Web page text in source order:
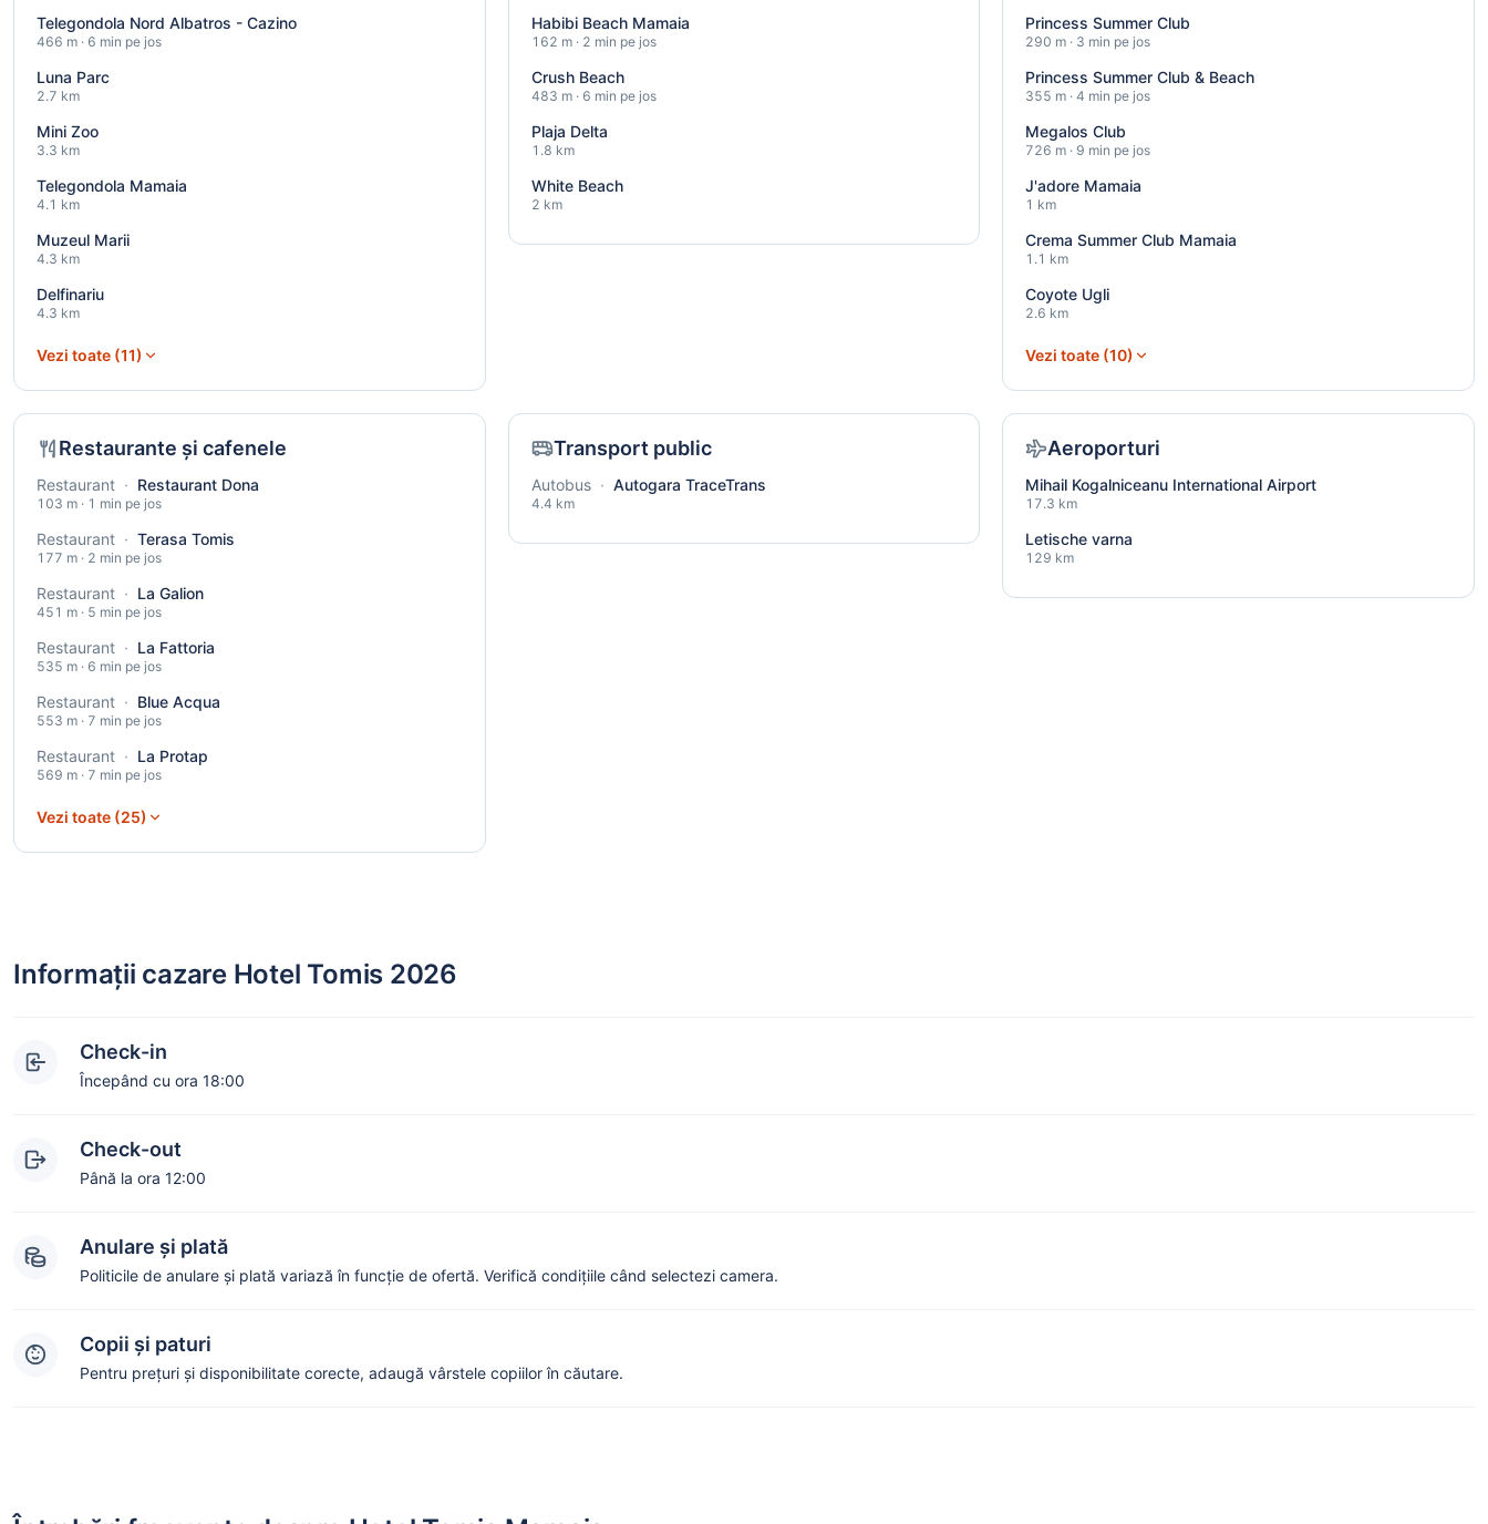
Telegondola Nord Albatros - Cazino
466 m · 6 min pe jos
Luna Parc
2.7 km
Mini Zoo
3.3 km
Telegondola Mamaia
4.1 km
Muzeul Marii
4.3 km
Delfinariu
4.3 km
Vezi toate (11)
Habibi Beach Mamaia
162 m · 2 min pe jos
Crush Beach
483 m · 6 min pe jos
Plaja Delta
1.8 km
White Beach
2 km
Princess Summer Club
290 m · 3 min pe jos
Princess Summer Club & Beach
355 m · 4 min pe jos
Megalos Club
726 m · 9 min pe jos
J'adore Mamaia
1 km
Crema Summer Club Mamaia
1.1 km
Coyote Ugli
2.6 km
Vezi toate (10)
Restaurante și cafenele
Restaurant · Restaurant Dona
103 m · 1 min pe jos
Restaurant · Terasa Tomis
177 m · 2 min pe jos
Restaurant · La Galion
451 m · 5 min pe jos
Restaurant · La Fattoria
535 m · 6 min pe jos
Restaurant · Blue Acqua
553 m · 7 min pe jos
Restaurant · La Protap
569 m · 7 min pe jos
Vezi toate (25)
Transport public
Autobus · Autogara TraceTrans
4.4 km
Aeroporturi
Mihail Kogalniceanu International Airport
17.3 km
Letische varna
129 km
Informații cazare Hotel Tomis 2026
Check-in
Începând cu ora 18:00
Check-out
Până la ora 12:00
Anulare și plată
Politicile de anulare și plată variază în funcție de ofertă. Verifică condițiile când selectezi camera.
Copii și paturi
Pentru prețuri și disponibilitate corecte, adaugă vârstele copiilor în căutare.